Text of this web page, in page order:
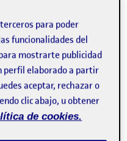
desde la alegría de poder
que el video puede ser
hacer llegar este
ayuda a remontarnos a
volvamos a «vivir», en
seres queridos.
de esta manera, en un
ellos fallecieron
para poder
funcionalidades del
mostrarte publicidad
perfil elaborado a partir
aceptar, rechazar o
clic abajo, u obtener
de cookies.